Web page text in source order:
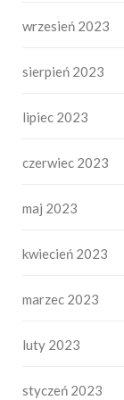
wrzesień 2023
sierpień 2023
lipiec 2023
czerwiec 2023
maj 2023
kwiecień 2023
marzec 2023
luty 2023
styczeń 2023